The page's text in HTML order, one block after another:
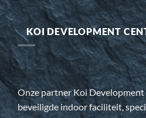
KOI DEVELOPMENT
Onze partner Koi Development
beveiligde indoor faciliteit,